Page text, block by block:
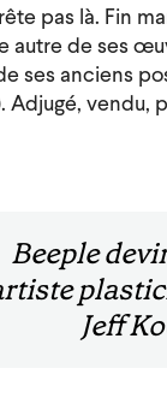
pas là. Fin
autre de ses
ses anciens
Adjugé, vendu,
Beeple
Jeff